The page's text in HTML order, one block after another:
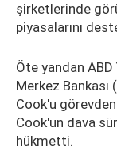
şirketlerinde
piyasalarını
Öte yandan ABD
Merkez
Cook'u
Cook'un dava
hükmetti.